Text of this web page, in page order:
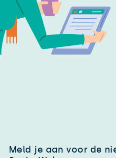
Meld je aan voor de